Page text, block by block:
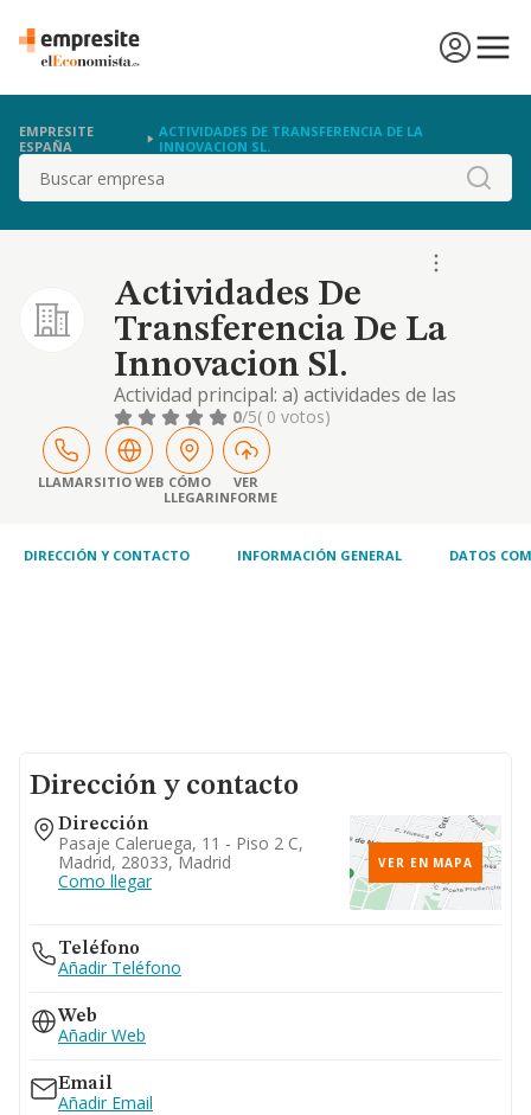
EMPRESITE
ESPAÑA
ACTIVIDADES DE TRANSFERENCIA DE LA
INNOVACION SL.
Buscar
Actividades De
Transferencia De La
Innovacion Sl.
Actividad principal: a) actividades de las
sociedades holding. la adquisición, tenencia,
administración y enajenación de valores
mobiliarios e inmobiliarios de toda clase,
incluyendo participaciones sociales en todo
tipo de sociedades y entes que no tengan
0/5( 0 votos)
LLAMARSITIO WEB CÓMO
LLEGAR
VER
INFORME
DIRECCIÓN Y CONTACTO INFORMACIÓN GENERAL DATOS
Dirección y contacto
Dirección
Pasaje Caleruega, 11 - Piso 2 C,
Madrid, 28033, Madrid
Como llegar
VER EN MAPA
Teléfono
Añadir Teléfono
Web
Añadir Web
Email
Añadir Email